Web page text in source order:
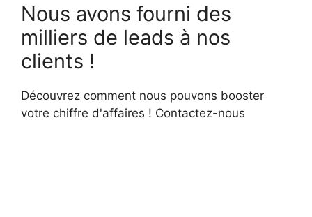
Nous avons fourni des
milliers de leads à nos
clients !
Découvrez comment nous pouvons booster
votre chiffre d'affaires ! Contactez-nous